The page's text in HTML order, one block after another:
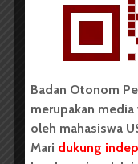
Dark
Oleh: Iyusarah
Redaksi 2
Badan Otonom
merupakan
oleh mahasiswa
Mari dukung